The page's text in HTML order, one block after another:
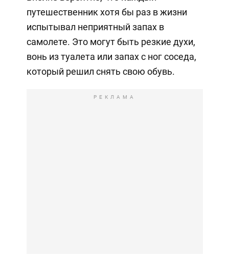
путешественник хотя бы раз в жизни
испытывал неприятный запах в
самолете. Это могут быть резкие духи,
вонь из туалета или запах с ног соседа,
который решил снять свою обувь.
РЕКЛАМА